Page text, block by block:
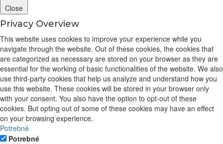
Close
Privacy Overview
This website uses cookies to improve your experience while you
navigate through the website. Out of these cookies, the cookies that
are categorized as necessary are stored on your browser as they are
essential for the working of basic functionalities of the website. We also
use third-party cookies that help us analyze and understand how you
use this website. These cookies will be stored in your browser only
with your consent. You also have the option to opt-out of these
cookies. But opting out of some of these cookies may have an effect
on your browsing experience.
Potrebné
Potrebné